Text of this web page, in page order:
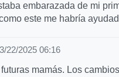
embarazada de mi
este me habría
22/2025 06:16
mamás. Los